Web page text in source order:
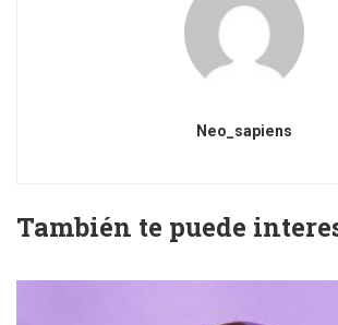
Neo_sapiens
También te puede